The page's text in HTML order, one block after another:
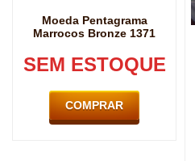
Moeda Pentagrama
Marrocos Bronze 1371
SEM ESTOQUE
COMPRAR